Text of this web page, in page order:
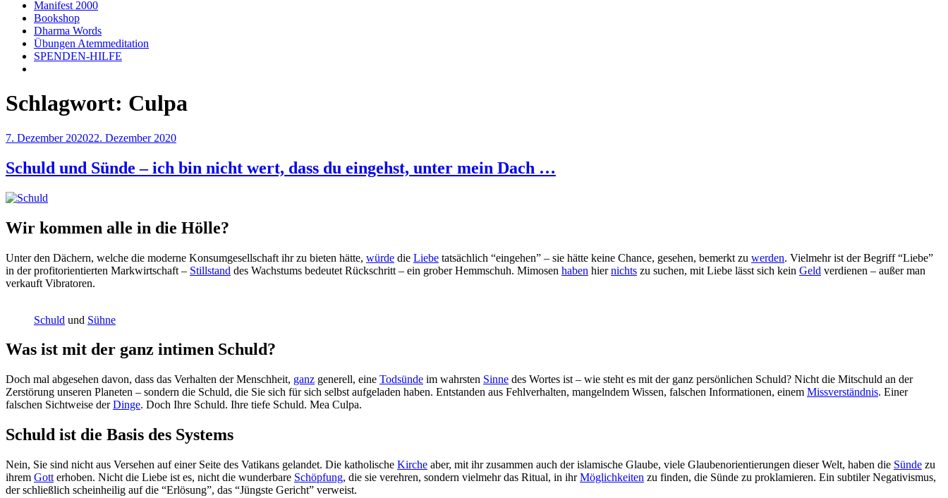
Manifest 2000
Bookshop
Dharma Words
Übungen Atemmeditation
SPENDEN-HILFE
Schlagwort: Culpa
Veröffentlicht
7. Dezember 202022. Dezember 2020
Schuld und Sünde – ich bin nicht wert, dass du eingehst, unter mein Dach …
Wir kommen alle in die Hölle?
Unter den Dächern, welche die moderne Konsumgesellschaft ihr zu bieten hätte, würde die Liebe tatsächlich “eingehen” – sie hätte keine Chance, gesehen, bemerkt zu werden. Vielmehr ist der Begriff “Liebe”
in der profitorientierten Markwirtschaft – Stillstand des Wachstums bedeutet Rückschritt – ein grober Hemmschuh. Mimosen haben hiernichts zu suchen, mit Liebe lässt sich kein Geld verdienen – außer man
verkauft Vibratoren.
Schuld und Sühne
Was ist mit der ganz intimen Schuld?
Doch mal abgesehen davon, dass das Verhalten der Menschheit, ganz generell, eine Todsünde im wahrsten Sinne des Wortes ist – wie steht es mit der ganz persönlichen Schuld? Nicht die Mitschuld an der
Zerstörung unseren Planeten – sondern die Schuld, die Sie sich für sich selbst aufgeladen haben. Entstanden aus Fehlverhalten, mangelndem Wissen, falschen Informationen, einem Missverständnis. Einer
falschen Sichtweise derDinge. Doch Ihre Schuld. Ihre tiefe Schuld. Mea Culpa.
Schuld ist die Basis des Systems
Nein, Sie sind nicht aus Versehen auf einer Seite des Vatikans gelandet. Die katholische Kirche aber, mit ihr zusammen auch der islamische Glaube, viele Glaubenorientierungen dieser Welt, haben die Sünde zu
ihrem Gott erhoben. Nicht die Liebe ist es, nicht die wunderbare Schöpfung, die sie verehren, sondern vielmehr das Ritual, in ihrMöglichkeiten zu finden, die Sünde zu proklamieren. Ein subtiler Negativismus,
der schließlich scheinheilig auf die “Erlösung”, das “Jüngste Gericht” verweist.